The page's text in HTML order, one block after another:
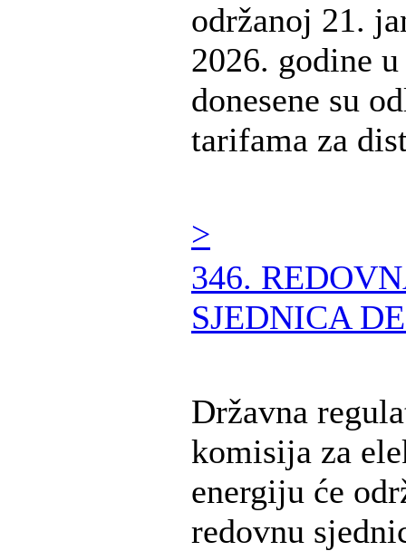
održanoj 21.
2026. godine
donesene su
tarifama za
>
346.
SJEDNICA
Državna
komisija za
energiju će
redovnu